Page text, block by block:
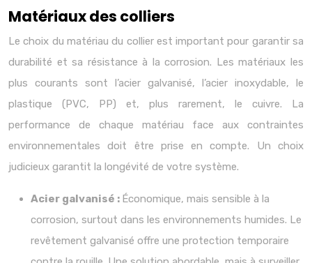
Matériaux des colliers
Le choix du matériau du collier est important pour garantir sa
durabilité et sa résistance à la corrosion. Les matériaux les
plus courants sont l’acier galvanisé, l’acier inoxydable, le
plastique (PVC, PP) et, plus rarement, le cuivre. La
performance de chaque matériau face aux contraintes
environnementales doit être prise en compte. Un choix
judicieux garantit la longévité de votre système.
Acier galvanisé : Économique, mais sensible à la
corrosion, surtout dans les environnements humides. Le
revêtement galvanisé offre une protection temporaire